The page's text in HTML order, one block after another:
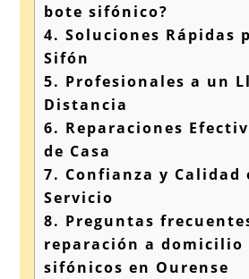
bote sifónico?
4. Soluciones Rápidas
Sifón
5. Profesionales a un
Distancia
6. Reparaciones
de Casa
7. Confianza y Calidad
Servicio
8. Preguntas
reparación a domicilio
sifónicos en Ourense